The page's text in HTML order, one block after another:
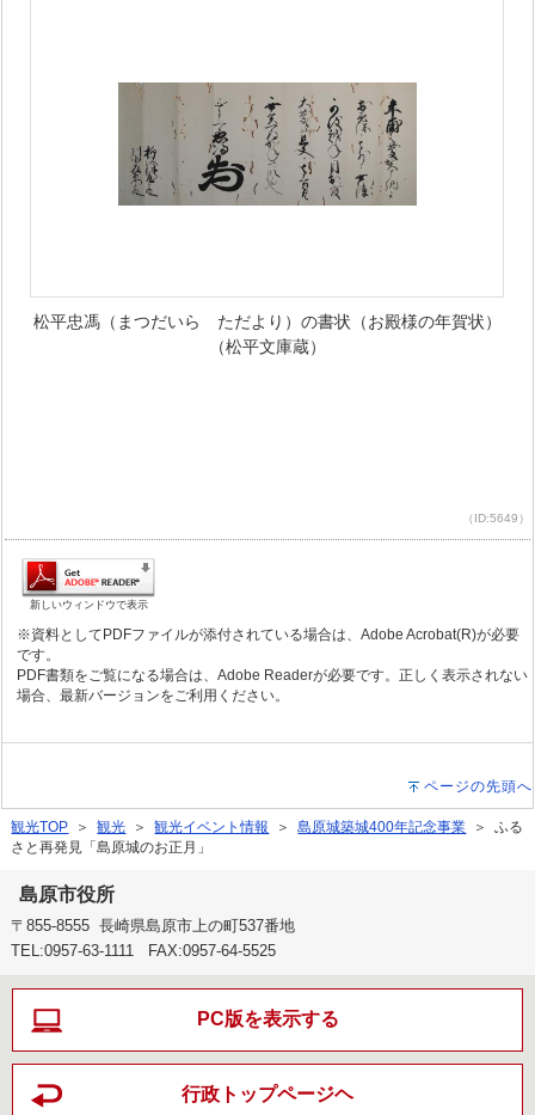
松平忠馮（まつだいら ただより）の書状（お殿様の年賀状）
（松平文庫蔵）
（ID:5649）
新しいウィンドウで表示
※資料としてPDFファイルが添付されている場合は、Adobe Acrobat(R)が必要
です。
PDF書類をご覧になる場合は、Adobe Readerが必要です。正しく表示されない
場合、最新バージョンをご利用ください。
ページの先頭へ
観光TOP ＞観光 ＞観光イベント情報 ＞島原城築城400年記念事業 ＞ ふる
さと再発見「島原城のお正月」
島原市役所
〒855-8555 長崎県島原市上の町537番地
TEL:0957-63-1111 FAX:0957-64-5525
PC版を表示する
行政トップページヘ